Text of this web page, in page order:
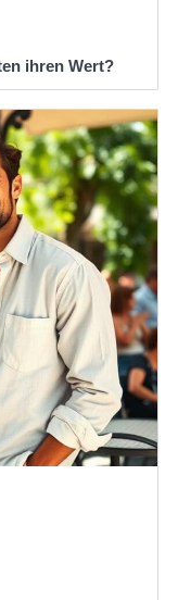
ihren Wert?